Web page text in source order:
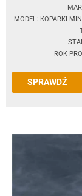
MODEL: KOPARKI
ROK
SPRAWDŹ